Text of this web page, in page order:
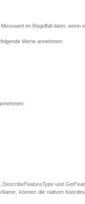
Messwert im Regelfall dann, wenn
Werte annehmen:
DescribeFeatureType und
, können die nativen